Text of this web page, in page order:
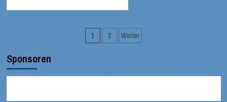
Seitennummerierung
1 2 Weiter
Sponsoren